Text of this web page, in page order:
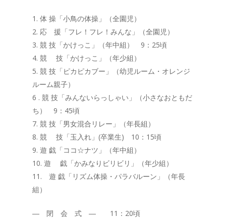
1. 体 操「小鳥の体操」（全園児）
2. 応 援「フレ！フレ！みんな」（全園児）
3. 競 技「かけっこ」（年中組） 9：25頃
4. 競 技「かけっこ」（年少組）
5. 競 技「ピカピカブー」（幼児ルーム・オレンジ
ルーム親子）
6 . 競 技「みんないらっしゃい」（小さなおともだ
ち） 9：45頃
7. 競 技「男女混合リレー」（年長組）
8. 競 技「玉入れ」(卒業生) 10：15頃
9. 遊 戯「ココ☆ナツ」（年中組）
10. 遊 戯「かみなりビリビリ」（年少組）
11. 遊 戯「リズム体操・パラバルーン」（年長
組）
― 閉 会 式 ― 11：20頃